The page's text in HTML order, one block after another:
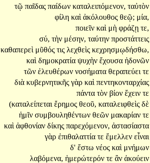
τῷ παῖδας παίδων καταλειπόμενον, ταὐτὸν
φίλη καὶ ἀκόλουθος θεῷ; μία,
ποιεῖν καὶ μὴ φράζῃ τε,
σύ, τὴν μέσην, ταύτην προστάττεις
καθαπερεὶ μῦθός τις λεχθεὶς κεχρησμῳδήσθω,
καὶ δημοκρατία ψυχὴν ἔχουσα ἡδονῶν
τῶν ἐλευθέρων νοσήματα θεραπεύει τε
διὰ κυβερνητικῆς γὰρ καὶ πεντηκονταρχίας
πάντα τὸν βίον ἔχειν τε
(καταλείπεται ἔρημος θεοῦ, καταλειφθεὶς δὲ
ἡμῖν συμβουληθέντων θεῶν μακαρίαν τε
καὶ ἀφθονίαν δίκης παρεχόμενον, ἀστασίαστα
γὰρ ἐπιθαλαττία τε ἔμελλεν εἶναι
δ' ἔστω νέος καὶ μνήμων
λαβόμενα, ἡμερώτερόν τε ἂν ἀκούειν